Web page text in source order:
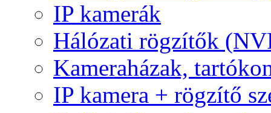
IP kamerák
Hálózati rögzítők
Kameraházak,
IP kamera + rögzítő